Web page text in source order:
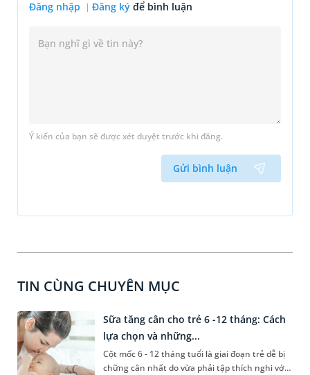
Đăng nhập Đăng ký để bình luận
Ý kiến của bạn sẽ được xét duyệt trước khi đăng.
Gửi bình luận
TIN CÙNG CHUYÊN MỤC
Sữa tăng cân cho trẻ 6 -12 tháng: Cách
lựa chọn và những...
Cột mốc 6 - 12 tháng tuổi là giai đoạn trẻ dễ bị
chững cân nhất do vừa phải tập thích nghi với